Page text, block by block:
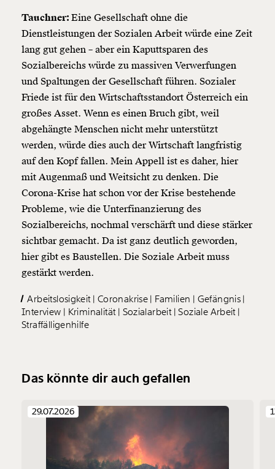
Tauchner: Eine Gesellschaft ohne die
Dienstleistungen der Sozialen Arbeit würde eine Zeit
lang gut gehen – aber ein Kaputtsparen des
Sozialbereichs würde zu massiven Verwerfungen
und Spaltungen der Gesellschaft führen. Sozialer
Friede ist für den Wirtschaftsstandort Österreich ein
großes Asset. Wenn es einen Bruch gibt, weil
abgehängte Menschen nicht mehr unterstützt
werden, würde dies auch der Wirtschaft langfristig
auf den Kopf fallen. Mein Appell ist es daher, hier
mit Augenmaß und Weitsicht zu denken. Die
Corona-Krise hat schon vor der Krise bestehende
Probleme, wie die Unterfinanzierung des
Sozialbereichs, nochmal verschärft und diese stärker
sichtbar gemacht. Da ist ganz deutlich geworden,
hier gibt es Baustellen. Die Soziale Arbeit muss
gestärkt werden.
Arbeitslosigkeit Coronakrise Familien
Gefängnis
Interview
Kriminalität Sozialarbeit Soziale Arbeit
Straffälligenhilfe
Das könnte dir auch gefallen
29.07.2026